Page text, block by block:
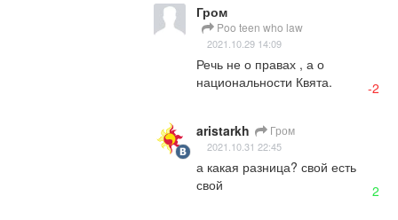
Гром
Poo teen who law
2021.10.29 14:09
Речь не о правах , а о
национальности Квята.
-2
aristarkh Гром
2021.10.31 22:45
а какая разница? свой есть
свой
2